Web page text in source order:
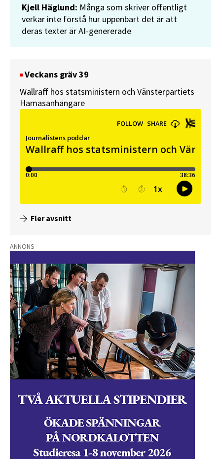
Kjell Häglund: Många som skriver offentligt
verkar inte förstå hur uppenbart det är att
deras texter är AI-genererade
Veckans gräv 39
Wallraff hos statsministern och Vänsterpartiets
Hamasanhängare
Fler avsnitt
ANNONS